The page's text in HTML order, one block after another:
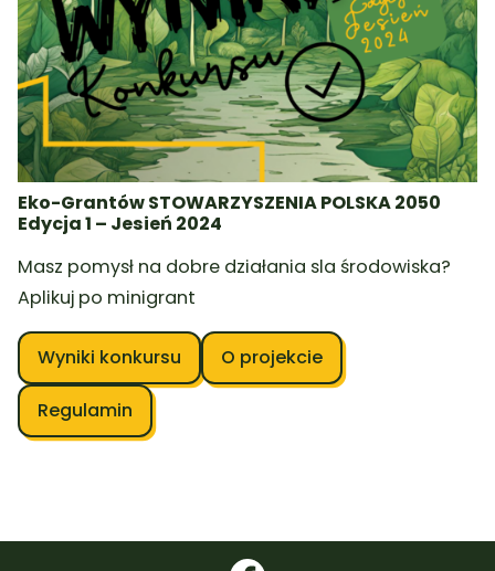
Eko-Grantów STOWARZYSZENIA POLSKA 2050
Edycja 1 – Jesień 2024
Masz pomysł na dobre działania sla środowiska?
Aplikuj po minigrant
Wyniki konkursu O projekcie
Regulamin